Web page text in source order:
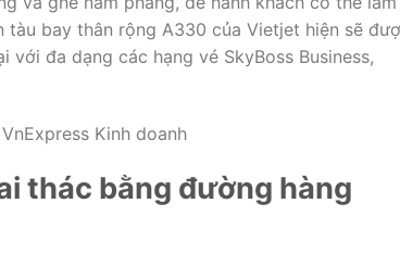
bay thân rộng A330 của Vietjet hiện sẽ
đa dạng các hạng vé SkyBoss Business,
thác bằng đường hàng